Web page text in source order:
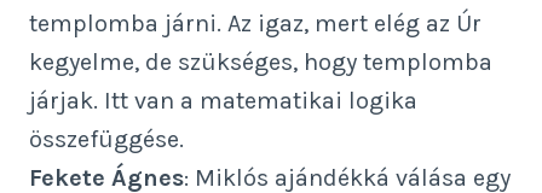
templomba járni. Az igaz, mert elég az Úr
kegyelme, de szükséges, hogy templomba
járjak. Itt van a matematikai logika
összefüggése.
Fekete Ágnes: Miklós ajándékká válása egy